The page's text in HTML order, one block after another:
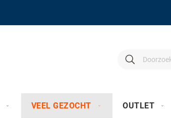
Search
Search
VEEL GEZOCHT OUTLET